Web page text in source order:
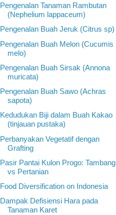
Pengenalan Tanaman Rambutan
(Nephelium lappaceum)
Pengenalan Buah Jeruk (Citrus sp)
Pengenalan Buah Melon (Cucumis
melo)
Pengenalan Buah Sirsak (Annona
muricata)
Pengenalan Buah Sawo (Achras
sapota)
Kedudukan Biji dalam Buah Kakao
(tinjauan pustaka)
Perbanyakan Vegetatif dengan
Grafting
Pasir Pantai Kulon Progo: Tambang
vs Pertanian
Food Diversification on Indonesia
Dampak Defisiensi Hara pada
Tanaman Karet